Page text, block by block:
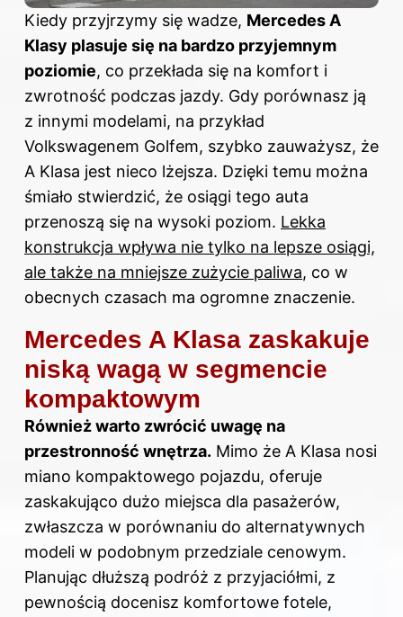
Kiedy przyjrzymy się wadze, Mercedes A
Klasy plasuje się na bardzo przyjemnym
poziomie, co przekłada się na komfort i
zwrotność podczas jazdy. Gdy porównasz ją
z innymi modelami, na przykład
Volkswagenem Golfem, szybko zauważysz, że
A Klasa jest nieco lżejsza. Dzięki temu można
śmiało stwierdzić, że osiągi tego auta
przenoszą się na wysoki poziom. Lekka
konstrukcja wpływa nie tylko na lepsze osiągi,
ale także na mniejsze zużycie paliwa, co w
obecnych czasach ma ogromne znaczenie.
Mercedes A Klasa zaskakuje
niską wagą w segmencie
kompaktowym
Również warto zwrócić uwagę na
przestronność wnętrza. Mimo że A Klasa nosi
miano kompaktowego pojazdu, oferuje
zaskakująco dużo miejsca dla pasażerów,
zwłaszcza w porównaniu do alternatywnych
modeli w podobnym przedziale cenowym.
Planując dłuższą podróż z przyjaciółmi, z
pewnością docenisz komfortowe fotele,